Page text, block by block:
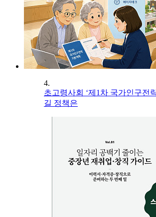
4.
초고령사회 ‘제1차 국가인구전
길 정책은